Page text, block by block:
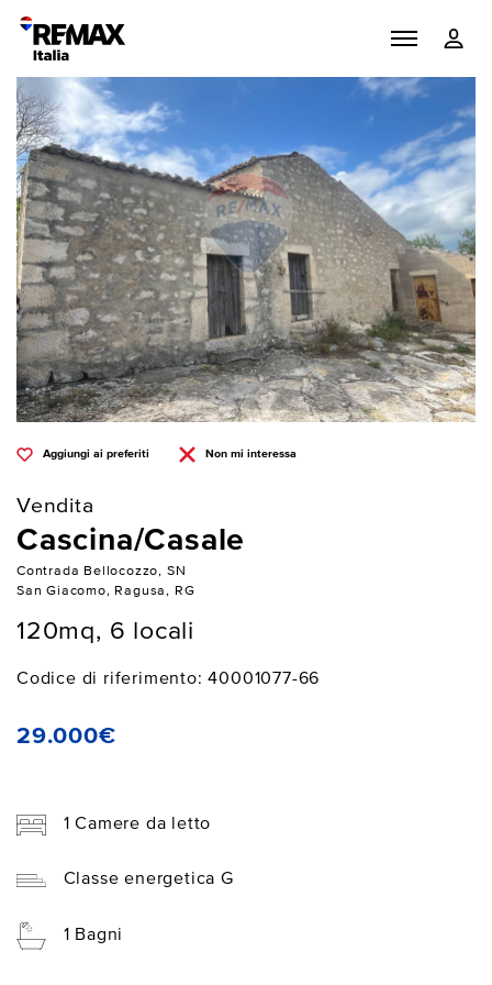
Aggiungi ai preferiti Non mi interessa
Vendita
Cascina/Casale
Contrada Bellocozzo, SN
San Giacomo, Ragusa, RG
120mq, 6 locali
Codice di riferimento: 40001077-66
29.000€
1 Camere da letto
Classe energetica G
1 Bagni